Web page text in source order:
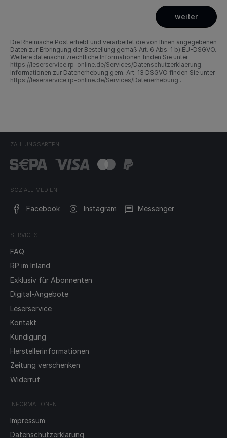
weiter
Die Rheinische Post erhebt und verarbeitet die von Ihnen angegebenen
Daten zur Erbringung der Bestellung gemäß Art. 6 Abs. 1 b) EU-DSGVO.
Weitere datenschutzrechtliche Informationen finden Sie unter
https://leserservice.rp-online.de/Services/Datenschutzerklaerung.
Informationen zur Datenerhebung gem. Art. 13 DSGVO finden Sie unter
https://leserservice.rp-online.de/Services/Datenerhebung .
ZAHLUNGSARTEN
SOZIALE MEDIEN
Facebook Instagram Messenger
SERVICES
FAQ
RP im Inland
Exklusiv für Abonnenten
Digital-Angebote
Leserservice
Kontakt
Kündigung
Herstellerinformationen
Zeitung verschenken
Widerruf
INFORMATIONEN
Impressum
Datenschutzerklärung